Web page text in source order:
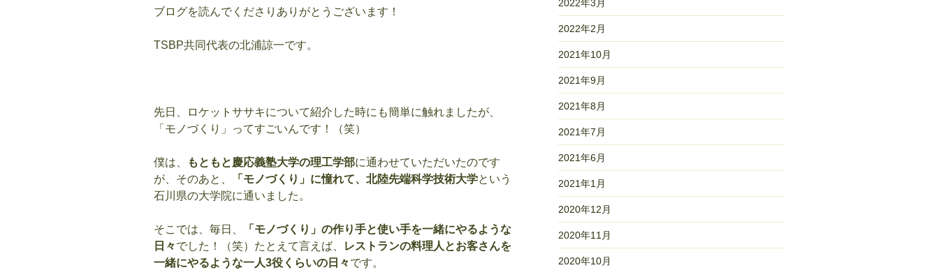
ブログを読んでくださりありがとうございます！
TSBP共同代表の北浦諒一です。
先日、ロケットササキについて紹介した時にも簡単に触れましたが、
「モノづくり」ってすごいんです！（笑）
僕は、 もともと慶応義塾大学の理工学部に通わせていただいたのです
が、そのあと、
「モノづくり」に憧れて、北陸先端科学技術大学という
石川県の大学院に通いました。
そこでは、毎日、
「モノづくり」の作り手と使い手を一緒にやるような
日々でした！（笑）たとえて言えば、
レストランの料理人とお客さんを
一緒にやるような一人3役くらいの日々です。
2022年3月
2022年2月
2021年10月
2021年9月
2021年8月
2021年7月
2021年6月
2021年1月
2020年12月
2020年11月
2020年10月